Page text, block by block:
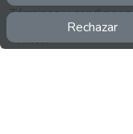
Rechazar
Términos y
Twitter